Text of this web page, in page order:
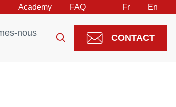
Academy FAQ Fr En
nous
CONTACT